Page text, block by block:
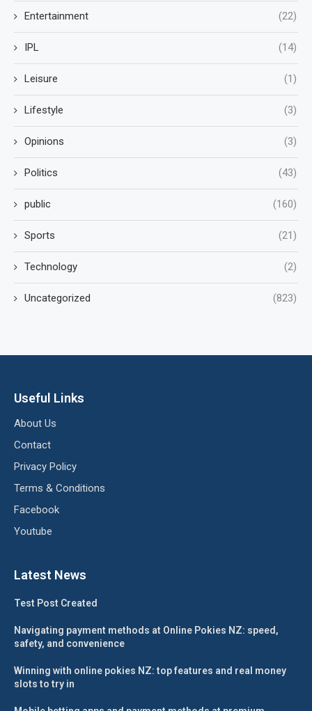
Entertainment (22)
IPL (14)
Leisure (1)
Lifestyle (3)
Opinions (3)
Politics (43)
public (160)
Sports (21)
Technology (2)
Uncategorized (823)
Useful Links
About Us
Contact
Privacy Policy
Terms & Conditions
Facebook
Youtube
Latest News
Test Post Created
Navigating payment methods at Online Pokies NZ: speed,
safety, and convenience
Winning with online pokies NZ: top features and real money
slots to try in